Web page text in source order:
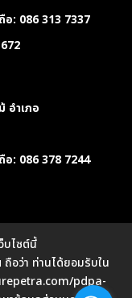
บไซต์นี้
ว่า ท่านได้ยอมรับใน
pdpa-
313 7337
อำเภอ
378 7244